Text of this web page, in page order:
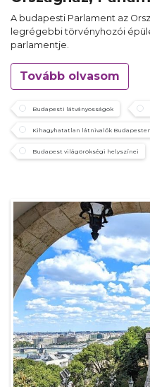
A budapesti Parlament az
legrégebbi törvényhozói
parlamentje.
Tovább olvasom
Budapesti látványosságok
Kihagyhatatlan látnivalók Budapesten
Budapest világörökségi helyszínei